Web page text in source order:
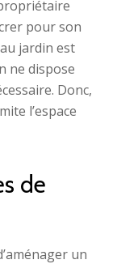
pour son
jardin est
ne dispose
Donc,
l’espace
de
un